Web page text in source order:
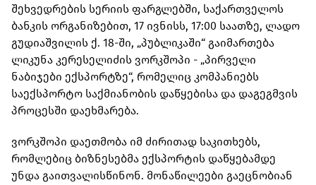
შეხვედრების სერიის ფარგლებში, საქართველოს
ბანკის ორგანიზებით, 17 ივნისს, 17:00 საათზე, ლადო
გუდიაშვილის ქ. 18-ში, „პუბლიკაში“ გაიმართება
ლიკუნა კერესელიძის ვორკშოპი - „პირველი
ნაბიჯები ექსპორტზე“, რომელიც კომპანიებს
საექსპორტო საქმიანობის დაწყებისა და დაგეგმვის
პროცესში დაეხმარება.
ვორკშოპი დაეთმობა იმ ძირითად საკითხებს,
რომლებიც ბიზნესებმა ექსპორტის დაწყებამდე
უნდა გაითვალისწინონ. მონაწილეები გაეცნობიან